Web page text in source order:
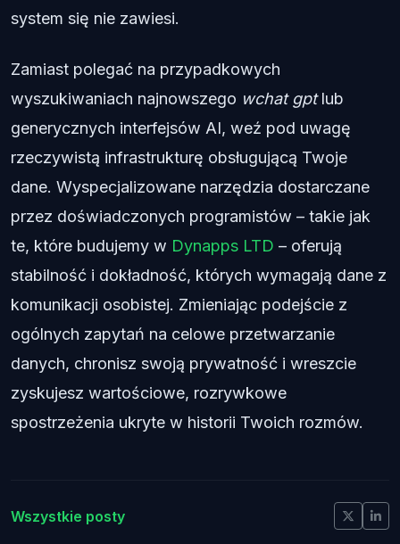
system się nie zawiesi.
Zamiast polegać na przypadkowych
wyszukiwaniach najnowszego wchat gptlub
generycznych interfejsów AI, weź pod uwagę
rzeczywistą infrastrukturę obsługującą Twoje
dane. Wyspecjalizowane narzędzia dostarczane
przez doświadczonych programistów – takie jak
te, które budujemy w Dynapps LTD – oferują
stabilność i dokładność, których wymagają dane z
komunikacji osobistej. Zmieniając podejście z
ogólnych zapytań na celowe przetwarzanie
danych, chronisz swoją prywatność i wreszcie
zyskujesz wartościowe, rozrywkowe
spostrzeżenia ukryte w historii Twoich rozmów.
Wszystkie posty